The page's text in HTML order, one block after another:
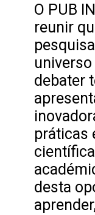
O PUB
reunir
debater
práticas
desta